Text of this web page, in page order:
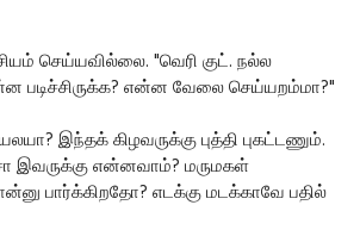
செய்யவில்லை. "வெரி குட். நல்ல
படிச்சிருக்க? என்ன வேலை செய்யறம்மா?"
இந்தக் கிழவருக்கு புத்தி புகட்டணும்.
என்னவாம்? மருமகள்
பார்க்கிறதோ? எடக்கு மடக்காவே பதில்